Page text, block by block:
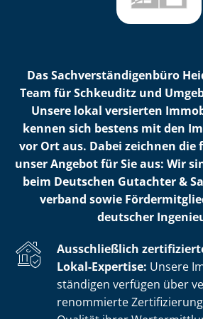
Das Sach­ver­stän­di­gen­bü­ro
Team für Schkeuditz und
Unsere lokal versierten
kennen sich bestens mit den
vor Ort aus. Dabei zeichnen die
unser Angebot für Sie aus: Wir
beim Deutschen Gutachter &
ver­band sowie
deutscher
Ausschließlich
Lokal-Expertise: Unsere
stän­di­gen verfügen über
renommierte